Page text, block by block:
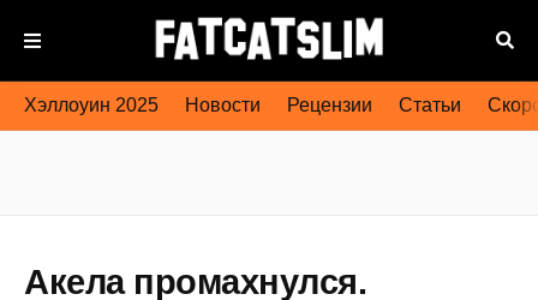
Хэллоуин 2025 Новости Рецензии Статьи
Акела промахнулся.